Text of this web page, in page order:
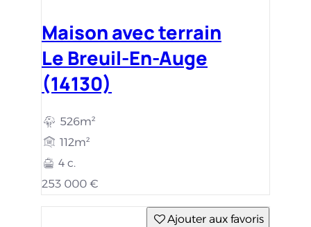
Maison avec terrain
Le Breuil-En-Auge
(14130)
526m²
112m²
4 c.
253 000 €
Ajouter aux favoris